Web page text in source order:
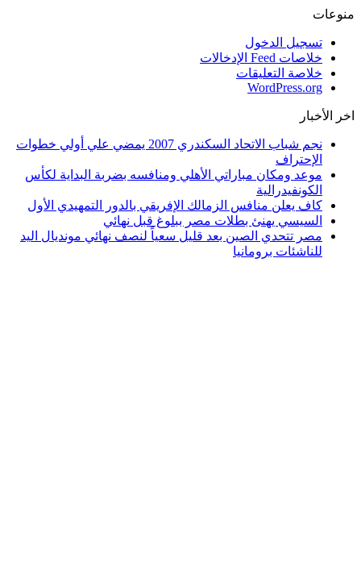
منوعات
تسجيل الدخول
خلاصات Feed الإدخالات
خلاصة التعليقات
WordPress.org
اخر الأخبار
نجم شباب الاتحاد السكندري 2007 يمضي علي أولي خطوات
الإحتراف
موعد ومكان مباراتي الأهلي ومنافسه بضربة البداية لكأس
الكونفيدرالية
كاف يعلن منافس الزمالك الإفريقي بالدور التمهيدي الأول
السيسي يهنئ بطلات مصر ببلوغ قبل نهائي
مصر تتحدي الصين بعد قليل سعياً لنصف نهائي مونديال اليد
للناشئات برومانيا